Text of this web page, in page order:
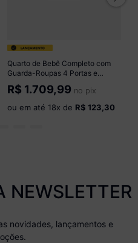
Quarto de Bebê Completo com
Guarda-Roupas 4 Portas e
Cômoda Luna Multimóveis
MP4797 Branco
R$ 1.709,99 no pix
ou em até 18x de R$ 123,30
NEWSLETTER
novidades, lançamentos e